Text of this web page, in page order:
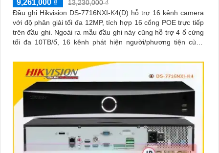
9,261,000 ₫
13,230,000 ₫
Đầu ghi Hikvision DS-7716NXI-K4(D) hỗ trợ 16 kênh camera
với độ phân giải tối đa 12MP, tích hợp 16 cổng POE trực tiếp
trên đầu ghi. Ngoài ra mẫu đầu ghi này cũng hỗ trợ 4 ổ cứng
tối đa 10TB/ổ, 16 kênh phát hiện người/phương tiện cùng